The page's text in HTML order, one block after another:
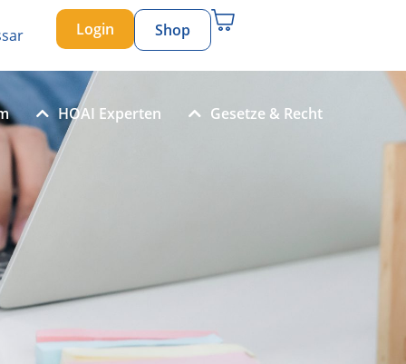
Login Shop
HOAI Experten Gesetze & Recht